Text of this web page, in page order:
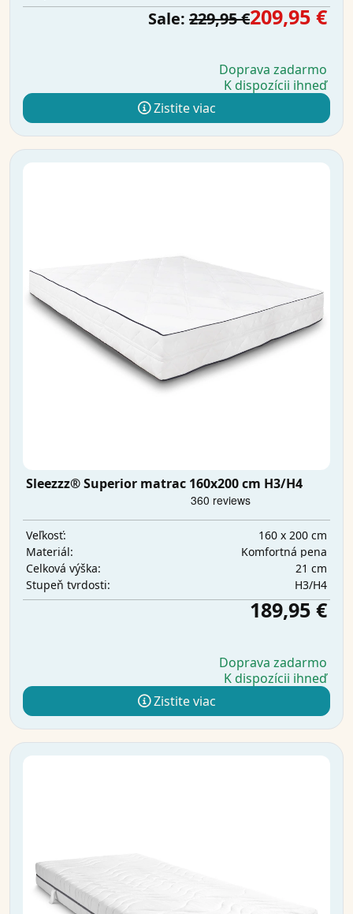
Sale: 229,95 €209,95 €
Doprava zadarmo
K dispozícii ihneď
Zistite viac
Sleezzz® Superior matrac 160x200 cm H3/H4
Veľkosť:
160 x 200 cm
Materiál:
Komfortná pena
Celková výška:
21 cm
Stupeň tvrdosti:
H3/H4
189,95 €
Doprava zadarmo
K dispozícii ihneď
Zistite viac